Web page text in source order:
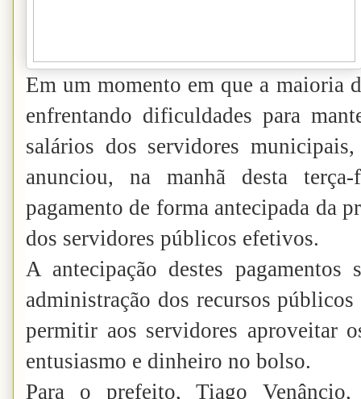
Em um momento em que a maioria
enfrentando dificuldades para
salários dos servidores
anunciou, na manhã desta
pagamento de forma antecipada da
dos servidores públicos efetivos.
A antecipação destes
administração dos recursos
permitir aos servidores aproveitar
entusiasmo e dinheiro no bolso.
Para o prefeito, Tiago